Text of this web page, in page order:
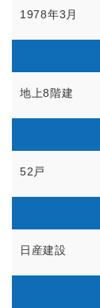
1978年3月
地上8階建
52戸
日産建設